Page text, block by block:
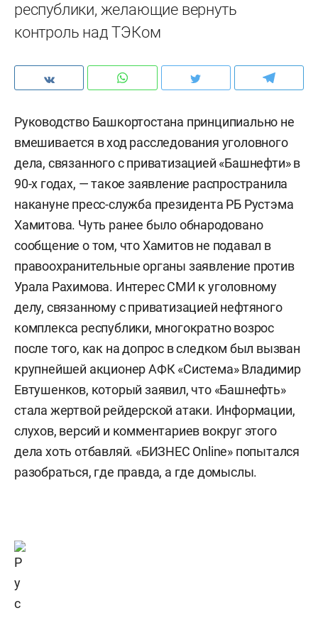
республики, желающие вернуть
контроль над ТЭКом
Руководство Башкортостана принципиально не
вмешивается в ход расследования уголовного
дела, связанного с приватизацией «Башнефти» в
90-х годах, — такое заявление распространила
накануне пресс-служба президента РБ Рустэма
Хамитова. Чуть ранее было обнародовано
сообщение о том, что Хамитов не подавал в
правоохранительные органы заявление против
Урала Рахимова. Интерес СМИ к уголовному
делу, связанному с приватизацией нефтяного
комплекса республики, многократно возрос
после того, как на допрос в следком был вызван
крупнейшей акционер АФК «Система» Владимир
Евтушенков, который заявил, что «Башнефть»
стала жертвой рейдерской атаки. Информации,
слухов, версий и комментариев вокруг этого
дела хоть отбавляй. «БИЗНЕС Online» попытался
разобраться, где правда, а где домыслы.